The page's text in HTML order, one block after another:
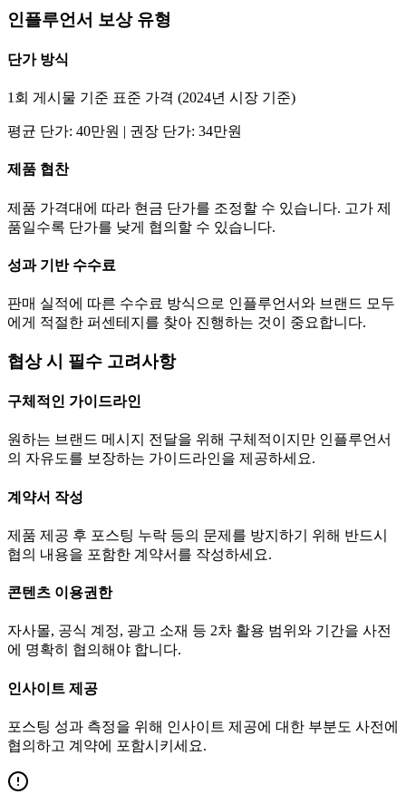
인플루언서 보상 유형
단가방식
1회 게시물 기준 표준 가격 (2024년 시장 기준)
평균 단가: 40만원 | 권장 단가: 34만원
제품 협찬
제품 가격대에 따라 현금 단가를 조정할 수 있습니다. 고가 제
품일수록 단가를 낮게 협의할 수 있습니다.
성과 기반 수수료
판매 실적에 따른 수수료 방식으로 인플루언서와 브랜드 모두
에게 적절한 퍼센테지를 찾아 진행하는 것이 중요합니다.
협상 시 필수 고려사항
구체적인 가이드라인
원하는 브랜드 메시지 전달을 위해 구체적이지만 인플루언서
의 자유도를 보장하는 가이드라인을 제공하세요.
계약서 작성
제품 제공 후 포스팅 누락 등의 문제를 방지하기 위해 반드시
협의 내용을 포함한 계약서를 작성하세요.
콘텐츠 이용권한
자사몰, 공식 계정, 광고 소재 등 2차 활용 범위와 기간을 사전
에 명확히 협의해야 합니다.
인사이트 제공
포스팅 성과 측정을 위해 인사이트 제공에 대한 부분도 사전에
협의하고 계약에 포함시키세요.